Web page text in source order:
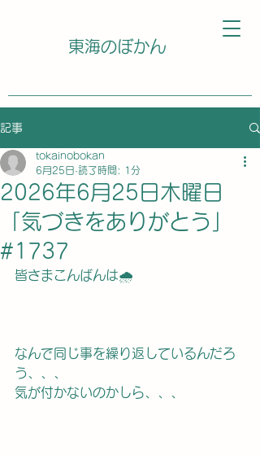
東海のぼかん
記事
2026年6月25日木曜日
「気づきをありがとう」
#1737
tokainobokan
6月25日 読了時間: 1分
皆さまこんばんは🌧️
なんで同じ事を繰り返しているんだろ
う、、、
気が付かないのかしら、、、